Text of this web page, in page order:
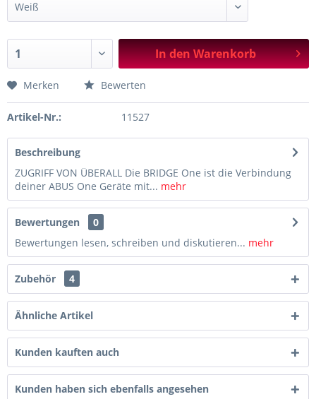
In denWarenkorb
Merken Bewerten
Artikel-Nr.: 11527
Beschreibung
ZUGRIFF VON ÜBERALL Die BRIDGE One ist die Verbindung
deiner ABUS One Geräte mit... mehr
Bewertungen
0
Bewertungen lesen, schreiben und diskutieren... mehr
Zubehör 4
Ähnliche Artikel
Kunden kauften auch
Kunden haben sich ebenfalls angesehen